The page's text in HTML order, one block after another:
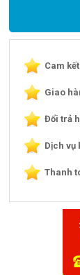
Cam
Giao
Đổi trả
Dịch vụ
Thanh